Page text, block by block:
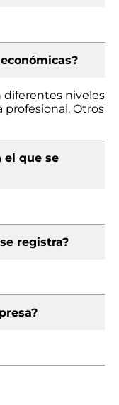
niveles
Otros
el que se
registra?